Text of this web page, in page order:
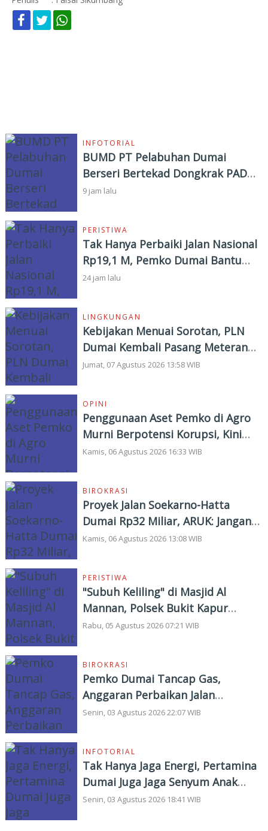
INFOTORIAL
BUMD PT Pelabuhan Dumai
Berseri Bertekad Dongkrak PAD
dan Investasi
9 jam lalu
PERISTIWA
Tak Hanya Perbaiki Jalan Nasional
Rp19,1 M, Pemko Dumai Bantu
Instansi Vertikal Rp4,5 M
24 jam lalu
LINGKUNGAN
Kebijakan Menuai Sorotan, PLN
Dumai Kembali Pasang Meteran
Listrik Pelanggan
Jumat, 07 Agustus 2026 13:58 WIB
OPINI
Penggunaan Aset Pemko di Agro
Murni Berpotensi Korupsi, Kini
"Bola" Ada di APH
Kamis, 06 Agustus 2026 16:33 WIB
BIROKRASI
Proyek Jalan Soekarno-Hatta
Dumai Rp32 Miliar, ARUK: Jangan
Korbankan Kualitas Demi Kejar
Kamis, 06 Agustus 2026 13:08 WIB
PERISTIWA
"Subuh Keliling" di Masjid Al
Mannan, Polsek Bukit Kapur
Tampung Curhat Warga
Rabu, 05 Agustus 2026 07:21 WIB
BIROKRASI
Pemko Dumai Tancap Gas,
Anggaran Perbaikan Jalan
Nasional Rp19,1 Milyar
Senin, 03 Agustus 2026 22:07 WIB
INFOTORIAL
Tak Hanya Jaga Energi, Pertamina
Dumai Juga Jaga Senyum Anak
Yatim
Senin, 03 Agustus 2026 18:41 WIB